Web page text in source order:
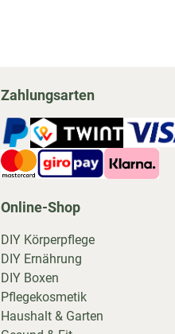
Zahlungsarten
Online-Shop
DIY Körperpflege
DIY Ernährung
DIY Boxen
Pflegekosmetik
Haushalt & Garten